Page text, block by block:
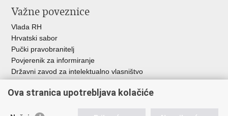
Važne poveznice
Vlada RH
Hrvatski sabor
Pučki pravobranitelj
Povjerenik za informiranje
Državni zavod za intelektualno vlasništvo
HAKOM
Ova stranica upotrebljava kolačiće